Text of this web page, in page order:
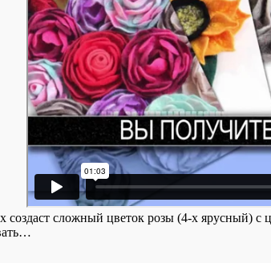
создаст сложный цветок розы (4-х ярусный)